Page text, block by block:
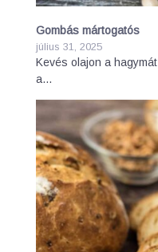
Gombás mártogatós
július 31, 2025
Kevés olajon a
a…